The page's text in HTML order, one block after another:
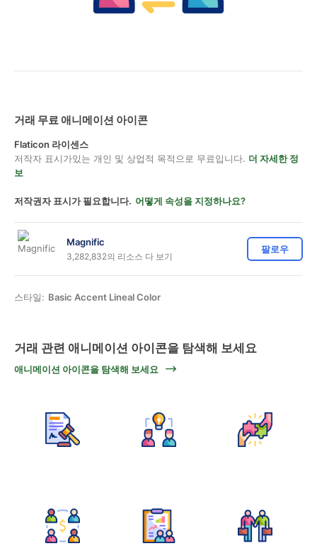
거래 무료 애니메이션 아이콘
Flaticon 라이센스
저작자 표시가있는 개인 및 상업적 목적으로 무료입니다. 더 자세한 정
보
저작권자 표시가 필요합니다. 어떻게 속성을 지정하나요?
Magnific
3,282,832의 리소스 다 보기
팔로우
스타일: Basic Accent Lineal Color
거래 관련 애니메이션 아이콘을 탐색해 보세요
애니메이션 아이콘을 탐색해 보세요